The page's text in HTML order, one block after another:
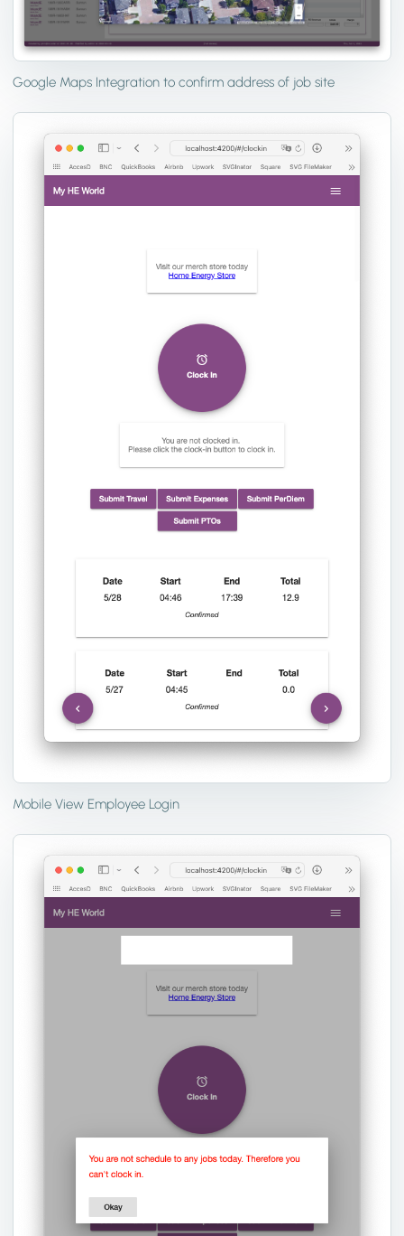
Google Maps Integration to confirm address of job site
Mobile View Employee Login